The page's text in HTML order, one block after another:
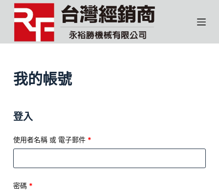
跳
至
容
我的帳號
登入
使用者名稱 或 電子郵件 *
密碼 *